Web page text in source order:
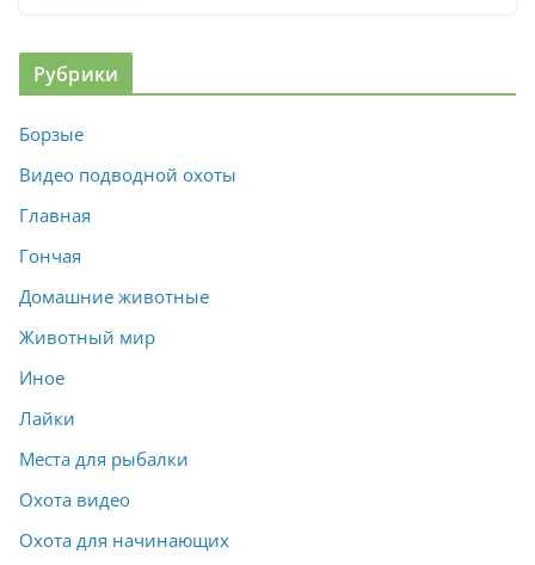
Рубрики
Борзые
Видео подводной охоты
Главная
Гончая
Домашние животные
Животный мир
Иное
Лайки
Места для рыбалки
Охота видео
Охота для начинающих